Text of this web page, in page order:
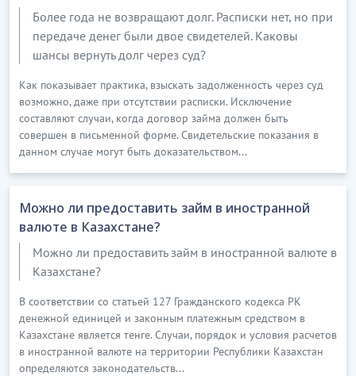
имущество:....................
…………………………
[Скрытый текст. Полная версия доступна после
скачивания]
6. ЗАЯВЛЕНИЯ И ГАРАНТИИ
6.1. Настоящим каждая из Сторон гарантирует и
заверяет другую Сторону в следующем:
…………………………
[Скрытый текст. Полная версия доступна после
7.1. Каждая из Сторон обязуется без письменного
согласия другой Стороны никакими способами не
раскрывать, не передавать на любых носителях в
любой форме (письменной, электронной и другим
Более года не возвращают долг. Расписки нет, но при
передаче денег были двое свидетелей. Каковы
шансы вернуть долг через суд?
Как показывает практика, взыскать задолженность через суд
возможно, даже при отсутствии расписки. Исключение
составляют случаи, когда договор займа должен быть
совершен в письменной форме. Свидетельские показания в
данном случае могут быть доказательством...
Можно ли предоставить займ в иностранной
валюте в Казахстане?
Можно ли предоставить займ в иностранной валюте в
Казахстане?
В соответствии со статьей 127 Гражданского кодекса РК
денежной единицей и законным платежным средством в
Казахстане является тенге. Случаи, порядок и условия расчетов
в иностранной валюте на территории Республики Казахстан
определяются законодательств...